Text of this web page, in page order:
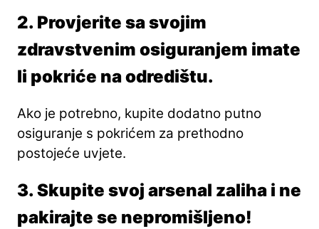
2. Provjerite sa svojim
zdravstvenim osiguranjem imate
li pokriće na odredištu.
Ako je potrebno, kupite dodatno putno
osiguranje s pokrićem za prethodno
postojeće uvjete.
3. Skupite svoj arsenal zaliha i ne
pakirajte se nepromišljeno!